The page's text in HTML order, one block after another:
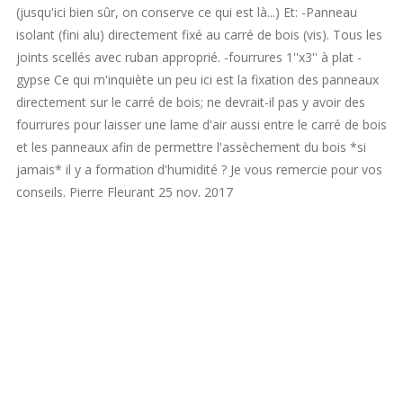
(jusqu'ici bien sûr, on conserve ce qui est là...) Et: -Panneau
isolant (fini alu) directement fixé au carré de bois (vis). Tous les
joints scellés avec ruban approprié. -fourrures 1''x3'' à plat -
gypse Ce qui m'inquiète un peu ici est la fixation des panneaux
directement sur le carré de bois; ne devrait-il pas y avoir des
fourrures pour laisser une lame d'air aussi entre le carré de bois
et les panneaux afin de permettre l'assèchement du bois *si
jamais* il y a formation d'humidité ? Je vous remercie pour vos
conseils. Pierre Fleurant 25 nov. 2017